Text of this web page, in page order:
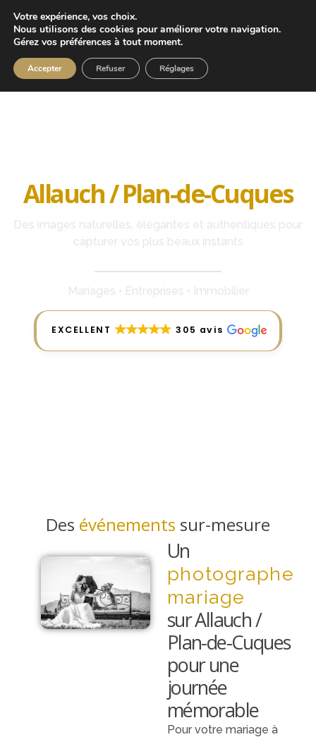
Allauch / Plan-de-Cuques
Des images naturelles, élégantes et authentiques pour
capturer vos plus beaux instants
Mariages • Entreprises • Immobilier
EXCELLENT 305 avis
Des événements sur-mesure
Un
photographe
mariage
sur Allauch /
Plan-de-Cuques
pour une
journée
mémorable
Pour votre mariage à
Votre expérience, vos choix.
Nous utilisons des cookies pour améliorer votre navigation.
Gérez vos préférences à tout moment.
Accepter Refuser Réglages